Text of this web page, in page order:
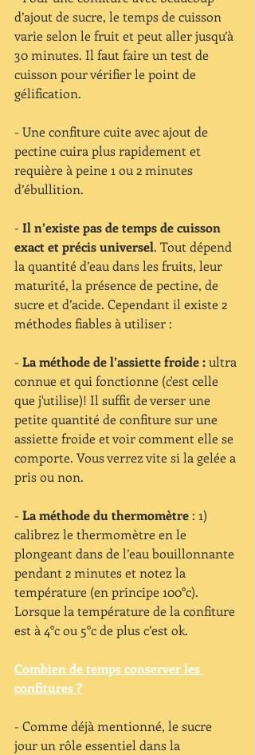
d’ajout de sucre, le temps de cuisson
varie selon le fruit et peut aller jusqu’à
30 minutes. Il faut faire un test de
cuisson pour vérifier le point de
gélification.
- Une confiture cuite avec ajout de
pectine cuira plus rapidement et
requière à peine 1 ou 2 minutes
d’ébullition.
- Il n’existe pas de temps de cuisson
exact et précis universel. Tout dépend
la quantité d’eau dans les fruits, leur
maturité, la présence de pectine, de
sucre et d’acide. Cependant il existe 2
méthodes fiables à utiliser :
- La méthode de l’assiette froide : ultra
connue et qui fonctionne (c'est celle
que j'utilise)! Il suffit de verser une
petite quantité de confiture sur une
assiette froide et voir comment elle se
comporte. Vous verrez vite si la gelée a
pris ou non.
- La méthode du thermomètre : 1)
calibrez le thermomètre en le
plongeant dans de l’eau bouillonnante
pendant 2 minutes et notez la
température (en principe 100°c).
Lorsque la température de la confiture
est à 4°c ou 5°c de plus c’est ok.
Combien de temps conserver les
confitures ?
- Comme déjà mentionné, le sucre
jour un rôle essentiel dans la